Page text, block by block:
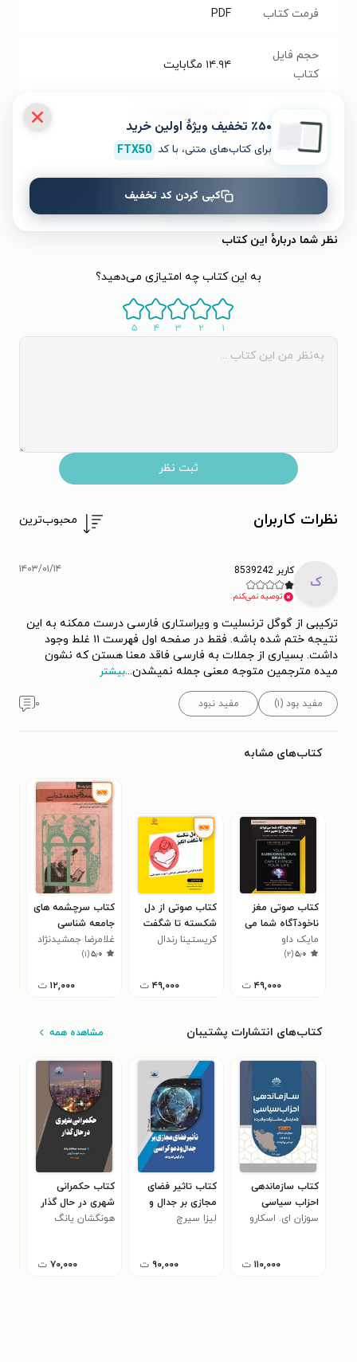
فرمت کتاب PDF
حجم فایل
کتاب
۱۴.۹۴ مگابایت
۹۷۸۶۲۲۲۵۵۴۸۶۶
تعداد صفحه‌ها ۲۲۲ صفحه
۲۹۰۰۰ تومان
نظر شما دربارهٔ این کتاب
به این کتاب چه امتیازی می‌دهید؟
۱ ۲ ۳ ۴ ۵
ثبت نظر
نظرات کاربران محبوب‌ترین
ک
کاربر 8539242
توصیه نمی‌کنم.
۱۴۰۳/۰۱/۱۴
ترکیبی از گوگل ترنسلیت و ویراستاری فارسی درست ممکنه به این
نتیجه ختم شده باشه. فقط در صفحه اول فهرست ۱۱ غلط وجود
داشت. بسیاری از جملات به فارسی فاقد معنا هستن که نشون
میده مترجمین متوجه معنی جمله نمیشدن...بیشتر
مفید بود (۱) مفید نبود ۰
کتاب‌های مشابه
کتاب صوتی مغز
ناخودآگاه شما می‌
تواند زندگیتان را
تغییر دهد (خلاصه
مایک داو
۵٫۰(۲)
۴۹,۰۰۰ ت
کتاب صوتی از دل
شکسته تا شگفت
انگیز (خلاصه کتاب)
کریستینا رندال
۴۹,۰۰۰ ت
کتاب سرچشمه های
جامعه شناسی
غلامرضا جمشیدنژاد
اول۵٫۰(۱)
۱۲,۰۰۰ ت
کتاب‌های انتشارات پشتیبان مشاهده همه
کتاب سازماندهی
احزاب سیاسی
سوزان‌ ای. اسکارو
۱۱۰,۰۰۰ ت
کتاب تاثیر فضای
مجازی بر جدال و
دموکراسی
لیزا سیرچ
۹۰,۰۰۰ ت
کتاب حکمرانی
شهری در حال گذار
هونگشان یانگ
۷۰,۰۰۰ ت
٪۵۰ تخفیف ویژۀ اولین خرید
برای کتاب‌های متنی، با کد FTX50
کپی کردن کد تخفیف